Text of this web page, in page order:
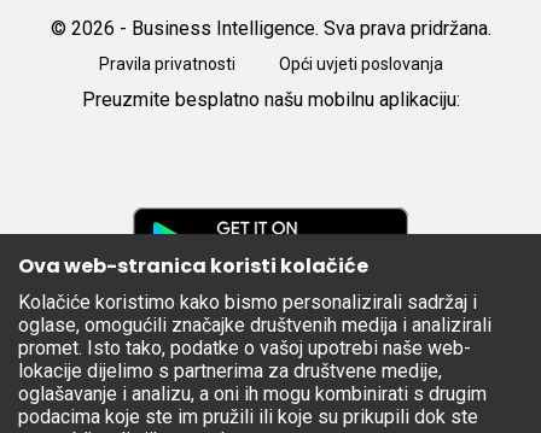
© 2026 - Business Intelligence. Sva prava pridržana.
Pravila privatnosti Opći uvjeti poslovanja
Preuzmite besplatno našu mobilnu aplikaciju:
Apple
Store
Ova web-stranica koristi kolačiće
Kolačiće koristimo kako bismo personalizirali sadržaj i
oglase, omogućili značajke društvenih medija i analizirali
promet. Isto tako, podatke o vašoj upotrebi naše web-
lokacije dijelimo s partnerima za društvene medije,
oglašavanje i analizu, a oni ih mogu kombinirati s drugim
podacima koje ste im pružili ili koje su prikupili dok ste